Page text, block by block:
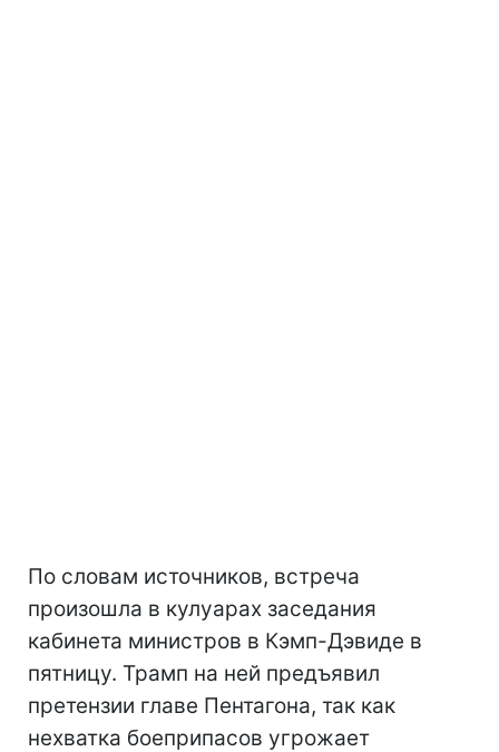
По словам источников, встреча
произошла в кулуарах заседания
кабинета министров в Кэмп-Дэвиде в
пятницу. Трамп на ней предъявил
претензии главе Пентагона, так как
нехватка боеприпасов угрожает